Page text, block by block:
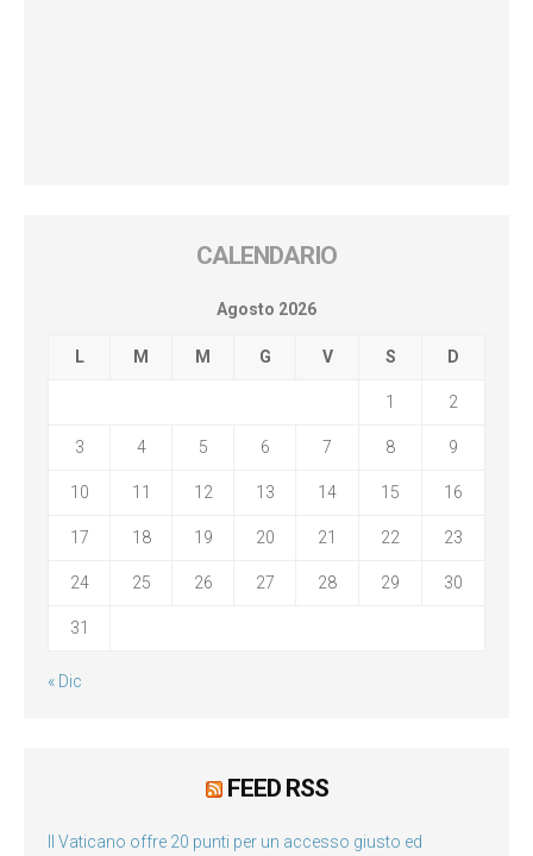
CALENDARIO
Agosto 2026
L M M G V S D
1 2
3 4 5 6 7 8 9
10 11 12 13 14 15 16
17 18 19 20 21 22 23
24 25 26 27 28 29 30
31
« Dic
FEED RSS
Il Vaticano offre 20 punti per un accesso giusto ed